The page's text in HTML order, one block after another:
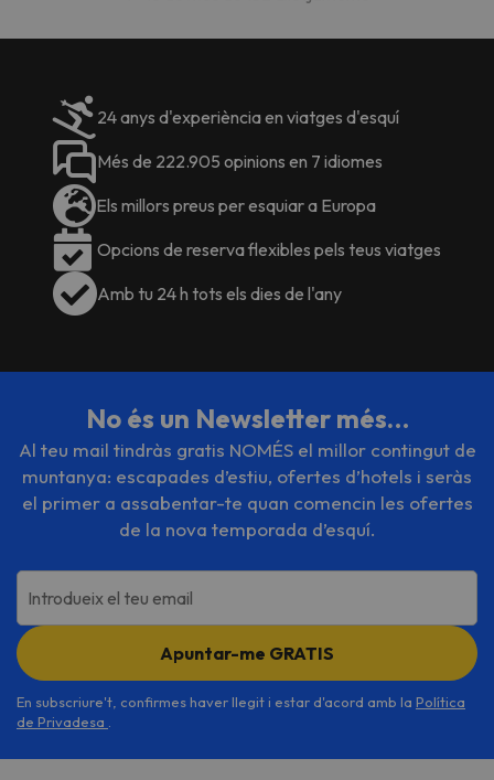
24 anys d'experiència en viatges d'esquí
Més de 222.905 opinions en 7 idiomes
Els millors preus per esquiar a Europa
Opcions de reserva flexibles pels teus viatges
Amb tu 24 h tots els dies de l'any
No és un Newsletter més…
Al teu mail tindràs gratis NOMÉS el millor contingut de
muntanya: escapades d’estiu, ofertes d’hotels i seràs
el primer a assabentar-te quan comencin les ofertes
de la nova temporada d’esquí.
Introdueix el teu email
Apuntar-me GRATIS
En subscriure't, confirmes haver llegit i estar d'acord amb la Política
de Privadesa